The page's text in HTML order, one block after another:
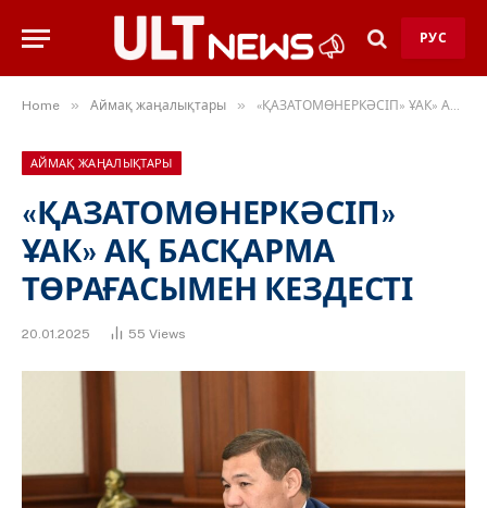
РУС
Home » Аймақ жаңалықтары » «ҚАЗАТОМӨНЕРКӘСІП» ҰАК» АҚ БАСҚАРМА ТӨРАҒАСЫМЕН КЕЗДЕСТІ
АЙМАҚ ЖАҢАЛЫҚТАРЫ
«ҚАЗАТОМӨНЕРКӘСІП»
ҰАК» АҚ БАСҚАРМА
ТӨРАҒАСЫМЕН КЕЗДЕСТІ
20.01.2025 55 Views